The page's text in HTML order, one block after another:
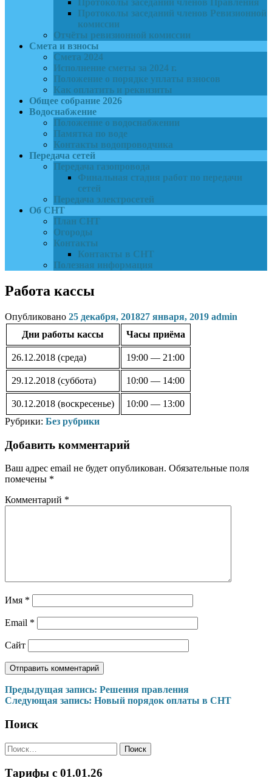
Протоколы заседаний членов Правления
Протоколы заседаний членов Ревизионной
комиссии
Отчёты ревизионной комиссии
Смета и взносы
Смета 2024
Исполнение сметы за 2024 г.
Положение о порядке уплаты взносов
Как оплатить и реквизиты
Общее собрание 2026
Водоснабжение
Положение о водоснабжении
Памятка по воде
Контакты водопроводчика
Передача сетей
Передача газопровода
Финальная стадия работ по передачи
сетей
Передача электросетей
Об СНТ
План СНТ
Огороды
Контакты
Контакты в СНТ
Полезная информация
Работа кассы
Опубликовано 25 декабря, 201827 января, 2019 admin
Дни работы кассы
Часы приёма
26.12.2018 (среда) 19:00 — 21:00
29.12.2018 (суббота) 10:00 — 14:00
30.12.2018 (воскресенье)
10:00 — 13:00
Рубрики: Без рубрики
Добавить комментарий
Ваш адрес email не будет опубликован. Обязательные поля
помечены *
Комментарий *
Имя *
Email *
Сайт
Навигация
по
записям
Предыдущая запись: Решения правления
Следующая запись: Новый порядок оплаты в СНТ
Поиск
Найти:
Тарифы c 01.01.26